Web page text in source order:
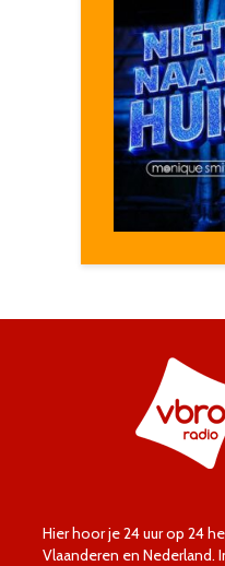
Hier hoor je 24 uur op 24
Vlaanderen en Nederland.